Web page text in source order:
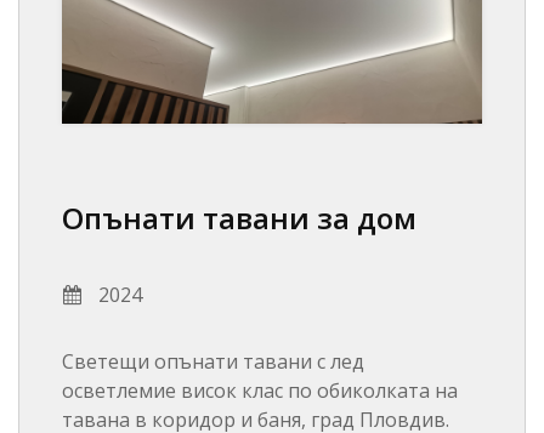
Опънати тавани за дом
2024
Светещи опънати тавани с лед
осветлемие висок клас по обиколката на
тавана в коридор и баня, град Пловдив.